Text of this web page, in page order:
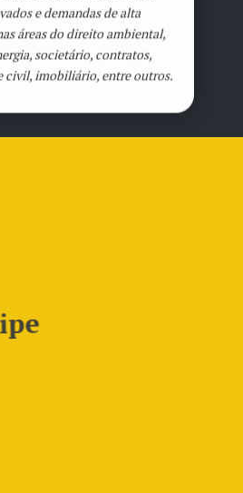
e demandas de alta
áreas do direito ambiental,
societário, contratos,
civil, imobiliário, entre outros.